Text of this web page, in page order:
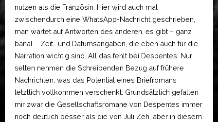
nutzen als die Französin. Hier wird auch mal
zwischendurch eine WhatsApp-Nachricht geschrieben,
man wartet auf Antworten des anderen, es gibt – ganz
banal – Zeit- und Datumsangaben, die eben auch für die
Narration wichtig sind. All das fehlt bei Despentes. Nur
selten nehmen die Schreibenden Bezug auf frühere
Nachrichten, was das Potential eines Briefromans
letztlich vollkommen verschenkt. Grundsätzlich gefallen
mir zwar die Gesellschaftsromane von Despentes immer
noch deutlich besser als die von Juli Zeh, aber in diesem